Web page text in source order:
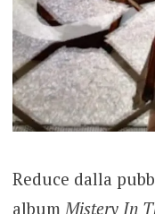
Reduce dalla
albumMistery In